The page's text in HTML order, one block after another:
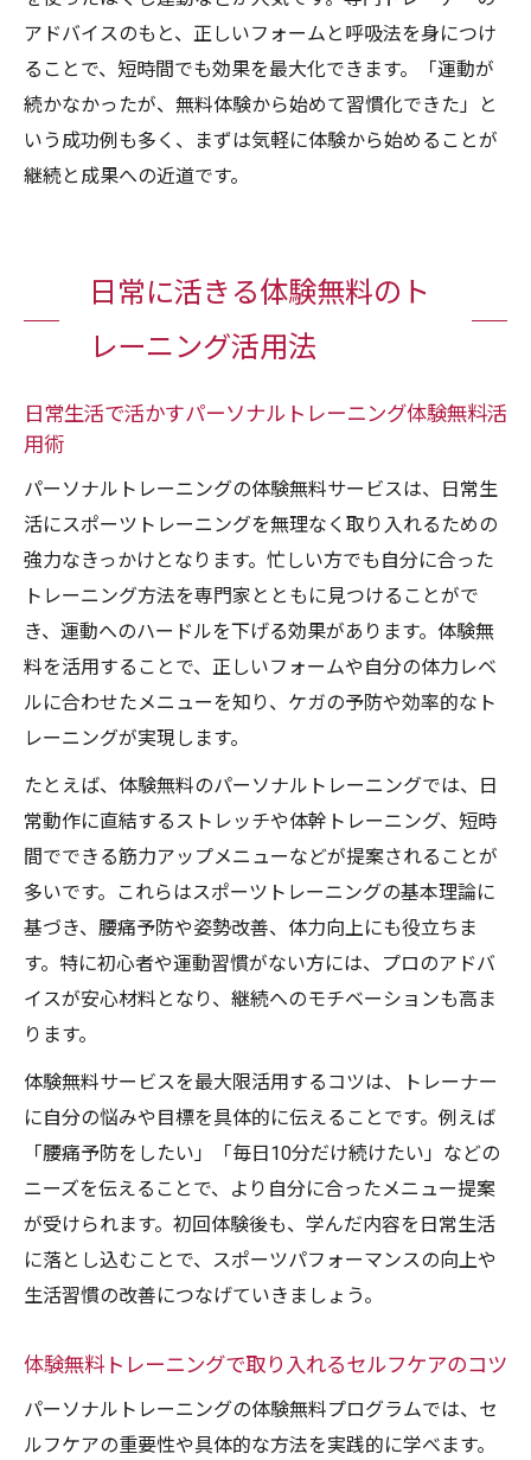
アドバイスのもと、正しいフォームと呼吸法を身につけ
ることで、短時間でも効果を最大化できます。「運動が
続かなかったが、無料体験から始めて習慣化できた」と
いう成功例も多く、まずは気軽に体験から始めることが
継続と成果への近道です。
日常に活きる体験無料のト
レーニング活用法
日常生活で活かすパーソナルトレーニング体験無料活
用術
パーソナルトレーニングの体験無料サービスは、日常生
活にスポーツトレーニングを無理なく取り入れるための
強力なきっかけとなります。忙しい方でも自分に合った
トレーニング方法を専門家とともに見つけることがで
き、運動へのハードルを下げる効果があります。体験無
料を活用することで、正しいフォームや自分の体力レベ
ルに合わせたメニューを知り、ケガの予防や効率的なト
レーニングが実現します。
たとえば、体験無料のパーソナルトレーニングでは、日
常動作に直結するストレッチや体幹トレーニング、短時
間でできる筋力アップメニューなどが提案されることが
多いです。これらはスポーツトレーニングの基本理論に
基づき、腰痛予防や姿勢改善、体力向上にも役立ちま
す。特に初心者や運動習慣がない方には、プロのアドバ
イスが安心材料となり、継続へのモチベーションも高ま
ります。
体験無料サービスを最大限活用するコツは、トレーナー
に自分の悩みや目標を具体的に伝えることです。例えば
「腰痛予防をしたい」「毎日10分だけ続けたい」などの
ニーズを伝えることで、より自分に合ったメニュー提案
が受けられます。初回体験後も、学んだ内容を日常生活
に落とし込むことで、スポーツパフォーマンスの向上や
生活習慣の改善につなげていきましょう。
体験無料トレーニングで取り入れるセルフケアのコツ
パーソナルトレーニングの体験無料プログラムでは、セ
ルフケアの重要性や具体的な方法を実践的に学べます。